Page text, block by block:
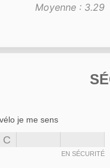
Moyenne : 3.29
je me sens
C
EN SÉCURITÉ